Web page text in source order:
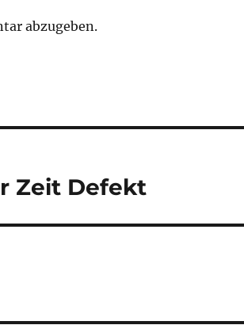
abzugeben.
Zeit Defekt